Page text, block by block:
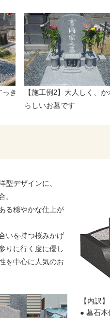
っき
【施工例2】大人しく、か
らしいお墓です
型デザインに、
。
る穏やかな仕上が
いを持つ桜みかげ
りに行く度に優し
を中心に人気のお
【内訳】
● 墓石本